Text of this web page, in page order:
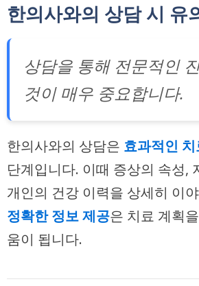
한의사와의 상담 시 유
상담을 통해 전문적인
것이 매우 중요합니다.
한의사와의 상담은 효과적인
단계입니다. 이때 증상의 속성,
개인의 건강 이력을 상세히 이
정확한 정보 제공은 치료 계획
움이 됩니다.